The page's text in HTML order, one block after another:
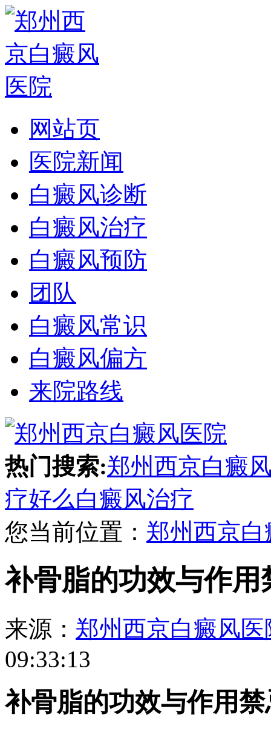
网站页
医院新闻
白癜风诊断
白癜风治疗
白癜风预防
团队
白癜风常识
白癜风偏方
来院路线
热门搜索:郑州西京白癜
疗好么白癜风治疗
您当前位置： 郑州西京
补骨脂的功效与作
来源： 郑州西京白癜风医
09:33:13
补骨脂的功效与作用